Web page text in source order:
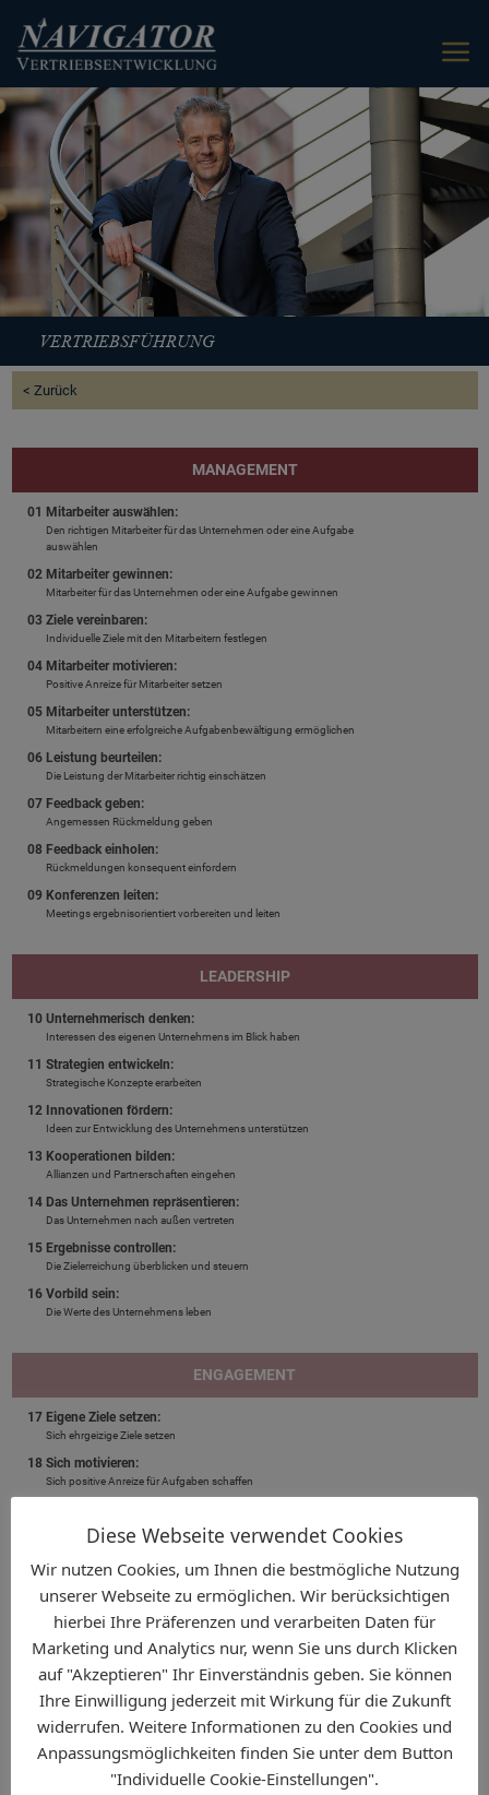
VERTRIEBSFÜHRUNG
< Zurück
MANAGEMENT
01 Mitarbeiter auswählen:
Den richtigen Mitarbeiter für das Unternehmen oder eine Aufgabe
auswählen
02 Mitarbeiter gewinnen:
Mitarbeiter für das Unternehmen oder eine Aufgabe gewinnen
03 Ziele vereinbaren:
Individuelle Ziele mit den Mitarbeitern festlegen
04 Mitarbeiter motivieren:
Positive Anreize für Mitarbeiter setzen
05 Mitarbeiter unterstützen:
Mitarbeitern eine erfolgreiche Aufgabenbewältigung ermöglichen
06 Leistung beurteilen:
Die Leistung der Mitarbeiter richtig einschätzen
07 Feedback geben:
Angemessen Rückmeldung geben
08 Feedback einholen:
Rückmeldungen konsequent einfordern
09 Konferenzen leiten:
Meetings ergebnisorientiert vorbereiten und leiten
LEADERSHIP
10 Unternehmerisch denken:
Interessen des eigenen Unternehmens im Blick haben
11 Strategien entwickeln:
Strategische Konzepte erarbeiten
12 Innovationen fördern:
Ideen zur Entwicklung des Unternehmens unterstützen
13 Kooperationen bilden:
Allianzen und Partnerschaften eingehen
14 Das Unternehmen repräsentieren:
Das Unternehmen nach außen vertreten
15 Ergebnisse controllen:
Die Zielerreichung überblicken und steuern
16 Vorbild sein:
Die Werte des Unternehmens leben
ENGAGEMENT
17 Eigene Ziele setzen:
Sich ehrgeizige Ziele setzen
18 Sich motivieren:
Sich positive Anreize für Aufgaben schaffen
Mutig agieren
Seine Führungsrolle im Sinne des Unternehmens wahrnehmen
21 Sich durchsetzen:
Ziele nachhaltig verfolgen
DISZIPLIN
22 Entscheidungen treffen:
23 Die eigene Zeit managen:
Aufgaben priorisieren und termingerecht umsetzen
Diese Webseite verwendet Cookies
Wir nutzen Cookies, um Ihnen die bestmögliche Nutzung
unserer Webseite zu ermöglichen. Wir berücksichtigen
hierbei Ihre Präferenzen und verarbeiten Daten für
Marketing und Analytics nur, wenn Sie uns durch Klicken
auf "Akzeptieren" Ihr Einverständnis geben. Sie können
Ihre Einwilligung jederzeit mit Wirkung für die Zukunft
widerrufen. Weitere Informationen zu den Cookies und
Anpassungsmöglichkeiten finden Sie unter dem Button
"Individuelle Cookie-Einstellungen".